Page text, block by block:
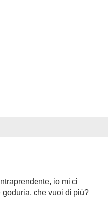
io mi ci
goduria, che vuoi di più?